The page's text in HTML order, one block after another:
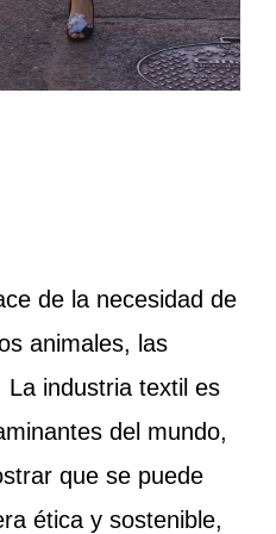
de la necesidad de
animales, las
La industria textil es
del mundo,
que se puede
ética y sostenible,